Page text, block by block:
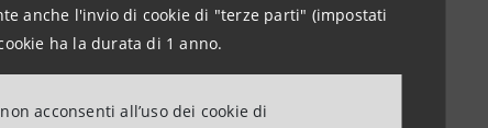
anche l'invio di cookie di "terze parti" (impostati
ha la durata di 1 anno.
acconsenti all’uso dei cookie di